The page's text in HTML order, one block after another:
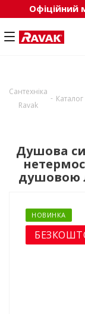
Офіційний
Сантехніка
Ravak
- Каталог
Душова
душовою
НОВИНКА